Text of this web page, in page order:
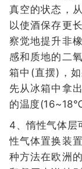
真空的状态，
以使酒保存更
察觉地提升非
感和质地的二
箱中(直摆)，
先从冰箱中拿
的温度
4、惰性气体层
性气体置换装
种方法在欧洲